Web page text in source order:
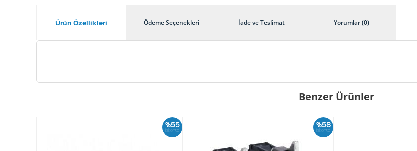
Ürün Özellikleri Ödeme Seçenekleri İade ve Teslimat Yorumlar (0)
Benzer Ürünler
%55
İskonto
%58
İskonto